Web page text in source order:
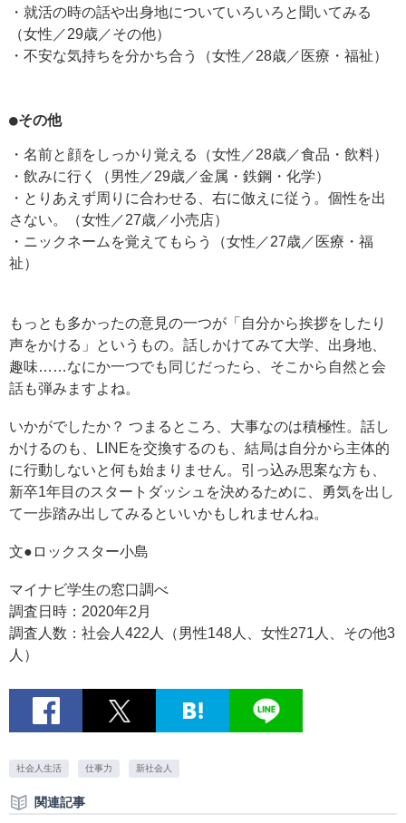
・就活の時の話や出身地についていろいろと聞いてみる
（女性／29歳／その他）
・不安な気持ちを分かち合う（女性／28歳／医療・福祉）
●その他
・名前と顔をしっかり覚える（女性／28歳／食品・飲料）
・飲みに行く（男性／29歳／金属・鉄鋼・化学）
・とりあえず周りに合わせる、右に倣えに従う。個性を出
さない。（女性／27歳／小売店）
・ニックネームを覚えてもらう（女性／27歳／医療・福
祉）
もっとも多かったの意見の一つが「自分から挨拶をしたり
声をかける」というもの。話しかけてみて大学、出身地、
趣味……なにか一つでも同じだったら、そこから自然と会
話も弾みますよね。
いかがでしたか？ つまるところ、大事なのは積極性。話し
かけるのも、LINEを交換するのも、結局は自分から主体的
に行動しないと何も始まりません。引っ込み思案な方も、
新卒1年目のスタートダッシュを決めるために、勇気を出し
て一歩踏み出してみるといいかもしれませんね。
文●ロックスター小島
マイナビ学生の窓口調べ
調査日時：2020年2月
調査人数：社会人422人（男性148人、女性271人、その他3
人）
社会人生活 仕事力 新社会人
関連記事